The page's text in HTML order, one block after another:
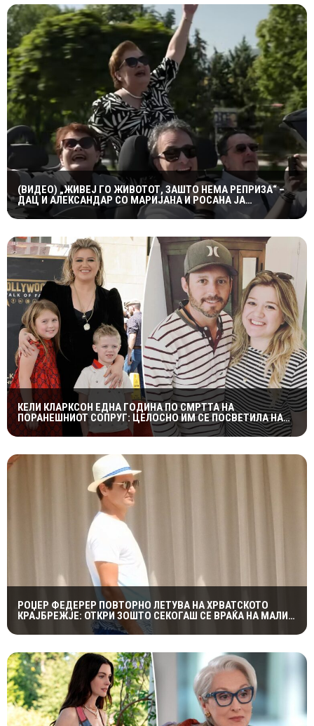
(ВИДЕО) „ЖИВЕЈ ГО ЖИВОТОТ, ЗАШТО НЕМА РЕПРИЗА“ –
ДАЦ И АЛЕКСАНДАР СО МАРИЈАНА И РОСАНА ЈА
ПРЕТСТАВИЈА „ЗАСЕКОГАШ МЛАДИ“
КЕЛИ КЛАРКСОН ЕДНА ГОДИНА ПО СМРТТА НА
ПОРАНЕШНИОТ СОПРУГ: ЦЕЛОСНО ИМ СЕ ПОСВЕТИЛА НА
ДЕЦАТА ВО НАЈТЕШКИОТ ПЕРИОД
РОЏЕР ФЕДЕРЕР ПОВТОРНО ЛЕТУВА НА ХРВАТСКОТО
КРАЈБРЕЖЈЕ: ОТКРИ ЗОШТО СЕКОГАШ СЕ ВРАЌА НА МАЛИ